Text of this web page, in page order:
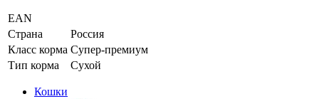
EAN
Страна
Россия
Класс корма Супер-премиум
Тип корма
Сухой
Кошки